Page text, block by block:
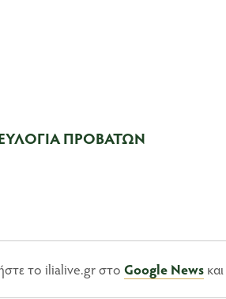
ΠΡΟΒΑΤΩΝ
το ilialive.gr στο Google News